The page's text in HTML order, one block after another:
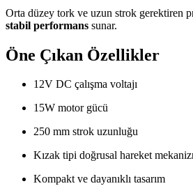
Orta düzey tork ve uzun strok gerektiren
stabil performans sunar.
Öne Çıkan Özellikler
12V DC çalışma voltajı
15W motor gücü
250 mm strok uzunluğu
Kızak tipi doğrusal hareket
Kompakt ve dayanıklı tasarım